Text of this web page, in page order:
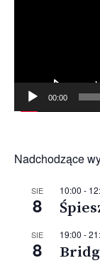
00:00
Nadchodzące
SIE
8
10:00 -
SIE
8
19:00 -